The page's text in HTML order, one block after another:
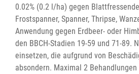
0.02% (0.2 l/ha) gegen
Frostspanner, Spanner, Thripse,
Anwendung gegen Erdbeer- oder
den BBCH-Stadien 19-59 und 71-89.
einsetzen, die aufgrund von
absondern. Maximal 2